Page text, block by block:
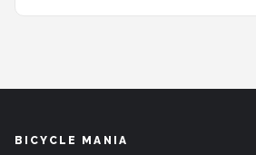
BICYCLE MANIA